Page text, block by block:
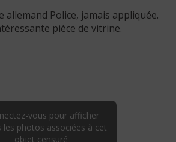
allemand Police, jamais appliquée.
pièce de vitrine.
vous pour afficher
les photos associées à cet
objet censuré